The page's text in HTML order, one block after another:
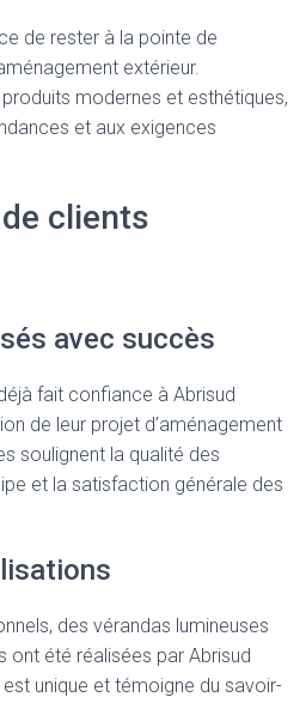
de rester à la pointe de
extérieur.
modernes et esthétiques,
et aux exigences
clients
avec succès
fait confiance à Abrisud
de leur projet d’aménagement
soulignent la qualité des
et la satisfaction générale des
des vérandas lumineuses
ont été réalisées par Abrisud
unique et témoigne du savoir-